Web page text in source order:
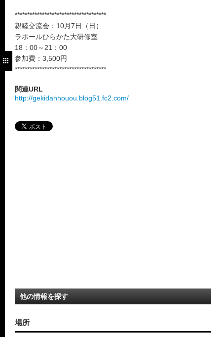
*************************************
親睦交流会：10月7日（日）
ラポールひらかた大研修室
18：00～21：00
参加費：3,500円
*************************************
関連URL
http://gekidanhouou.blog51.fc2.com/
他の情報を探す
場所